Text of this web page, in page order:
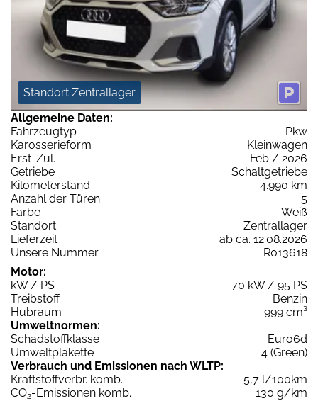
Standort Zentrallager
Allgemeine Daten:
Fahrzeugtyp
Pkw
Karosserieform
Kleinwagen
Erst-Zul.
Feb / 2026
Getriebe
Schaltgetriebe
Kilometerstand
4.990 km
Anzahl der Türen
5
Farbe
Weiß
Standort
Zentrallager
Lieferzeit
ab ca. 12.08.2026
Unsere Nummer
R013618
Motor:
kW / PS
70 kW / 95 PS
Treibstoff
Benzin
Hubraum
999 cm³
Umweltnormen:
Schadstoffklasse
Euro6d
Umweltplakette
4 (Green)
Verbrauch und Emissionen nach WLTP:
Kraftstoffverbr. komb.
5,7 l/100km
CO2-Emissionen komb.
130 g/km